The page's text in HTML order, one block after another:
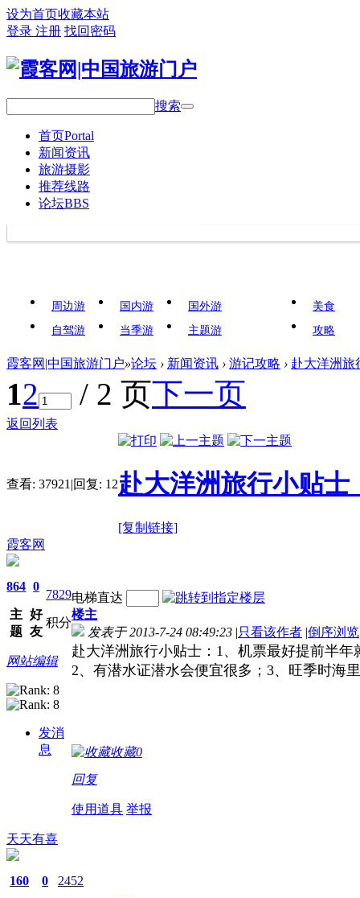
设为首页收藏本站
登录 注册 找回密码
搜索
首页Portal
新闻资讯
旅游摄影
推荐线路
论坛BBS
周边游 国内游
国外游
自驾游
当季游 主题游
美食
攻略
霞客网|中国旅游门户»论坛 › 新闻资讯 › 游记攻略 › 赴大洋洲旅
12 / 2 页下一页
返回列表
查看: 37921 |回复: 12赴大洋洲旅行小贴士
[复制链接]
霞客网
864
主
题
0
好
友
7829
积分
网站编辑
发消
息
电梯直达
楼主
发表于 2013-7-24 08:49:23 |只看该作者 |倒序浏览
赴大洋洲旅行小贴士：1、机票最好提前半
2、有潜水证潜水会便宜很多；3、旺季时海
收藏0
回复
使用道具 举报
天天有喜
160 0 2452